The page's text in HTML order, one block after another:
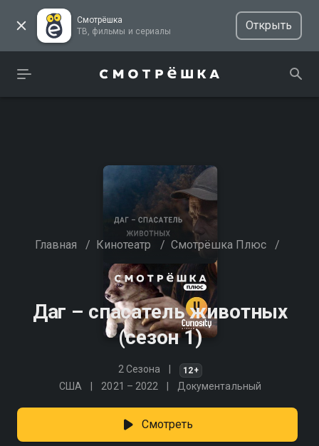
Смотрёшка
ТВ, фильмы и сериалы
Открыть
Главная / Кинотеатр / Смотрёшка Плюс /
Даг – спасатель животных
(сезон 1)
2 Сезона 12+
США 2021 – 2022 Документальный
Смотреть